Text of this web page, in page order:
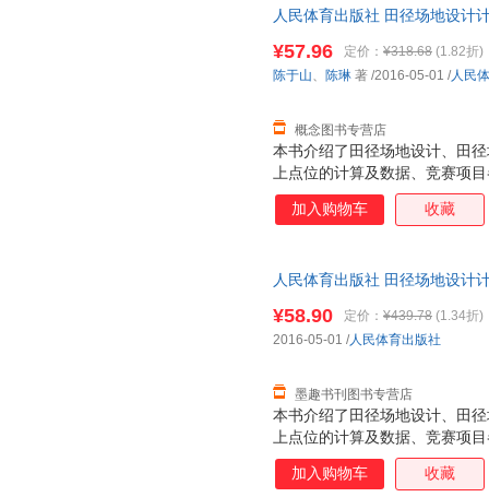
人民体育出版社 田径场地设计
本书介绍了田径场地设计、田
上点位的计算及数据、竞赛项
的画法、非标准田径场的设计
和球类场地的参考图，内容具
¥57.96 定价： ¥318.68 (1.82折)
概念图书专营店
陈于山、 陈琳 著 /2016-05-01 /人民
加入购物车 收藏
人民体育出版社 田径场地设计
本书介绍了田径场地设计、田
上点位的计算及数据、竞赛项
的画法、非标准田径场的设计
和球类场地的参考图，内容具
¥58.90 定价： ¥439.78 (1.34折)
墨趣书刊图书专营店
2016-05-01 /人民体育出版社
加入购物车 收藏